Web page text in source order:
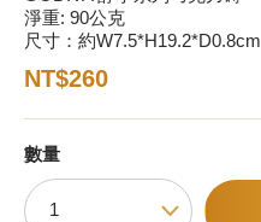
淨重: 90公克
尺寸：約W7.5*H19.2*D0.8cm
NT$260
數量